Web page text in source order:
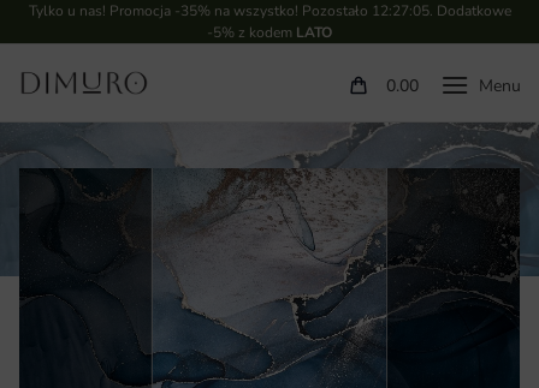
Tylko u nas! Promocja -35% na wszystko! Pozostało 12:27:04. Dodatkowe
-5% z kodem LATO
0.00